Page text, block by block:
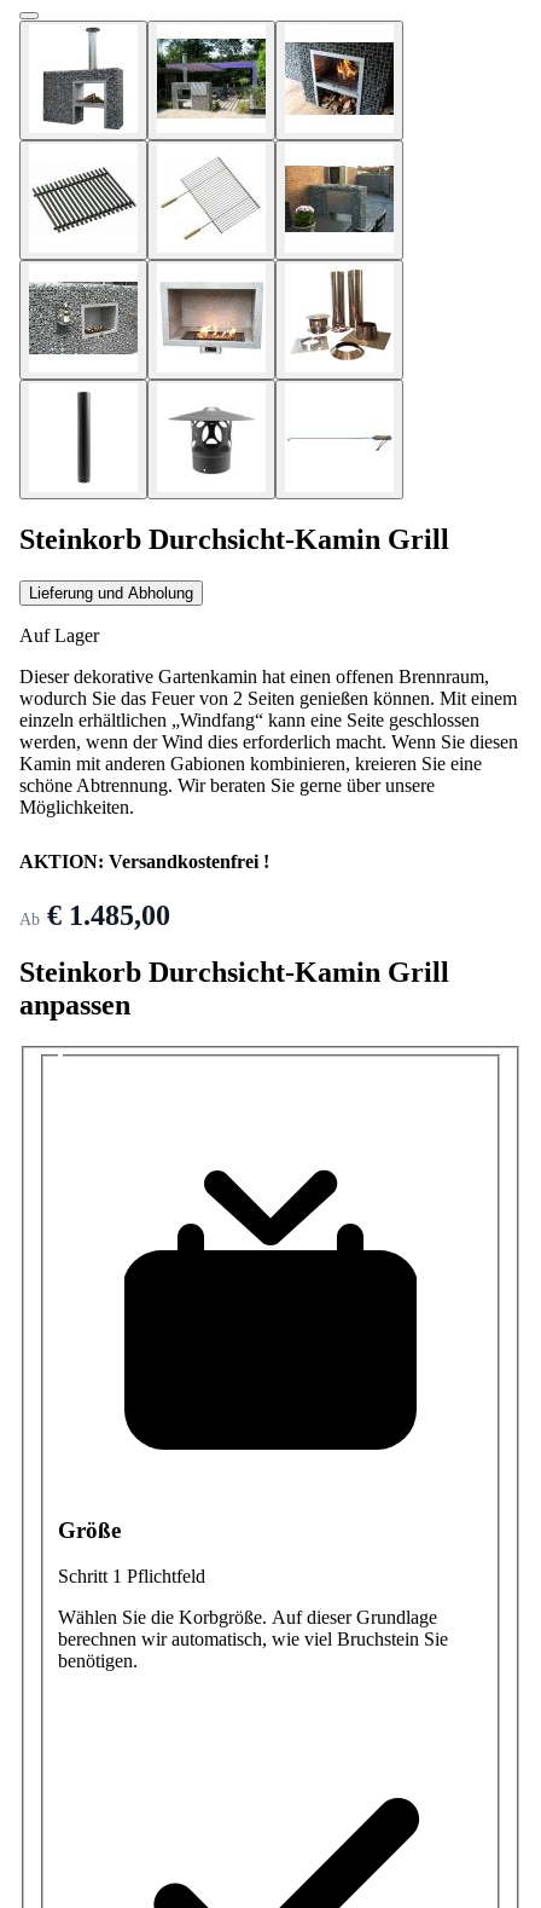
Steinkorb Durchsicht-Kamin Grill
Lieferung und Abholung
Auf Lager
Dieser dekorative Gartenkamin hat einen offenen Brennraum,
wodurch Sie das Feuer von 2 Seiten genießen können. Mit einem
einzeln erhältlichen „Windfang“ kann eine Seite geschlossen
werden, wenn der Wind dies erforderlich macht. Wenn Sie diesen
Kamin mit anderen Gabionen kombinieren, kreieren Sie eine
schöne Abtrennung. Wir beraten Sie gerne über unsere
Möglichkeiten.
AKTION: Versandkostenfrei !
Ab € 1.485,00
Steinkorb Durchsicht-Kamin Grill
anpassen
Größe
Schritt 1 Pflichtfeld
Wählen Sie die Korbgröße. Auf dieser Grundlage
berechnen wir automatisch, wie viel Bruchstein Sie
benötigen.